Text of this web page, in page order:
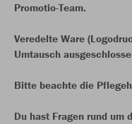
Promotio-Team.
Veredelte Ware
Umtausch
Bitte beachte die
Du hast Fragen rund um